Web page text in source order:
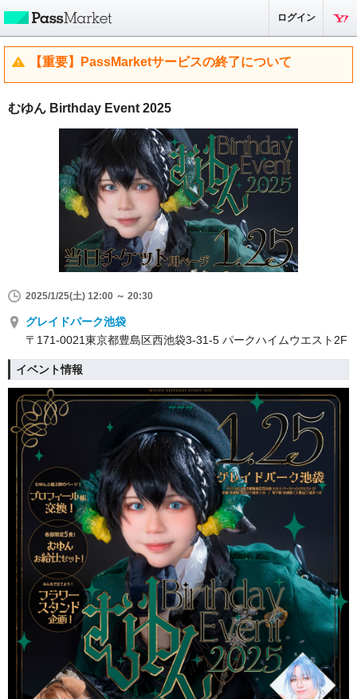
ログイン
【重要】PassMarketサービスの終了について
むゆん Birthday Event 2025
2025/1/25(土) 12:00 ～ 20:30
グレイドパーク池袋
〒171-0021東京都豊島区西池袋3-31-5 パークハイムウエスト2F
イベント情報